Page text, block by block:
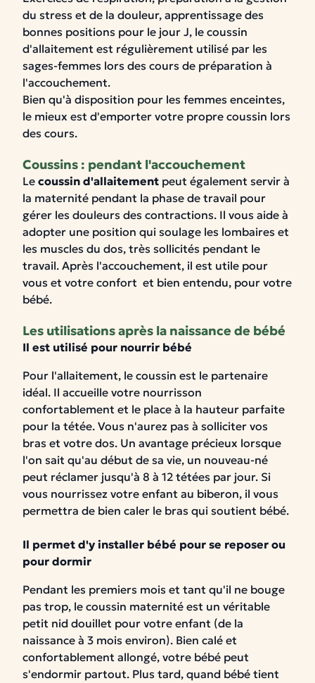
du stress et de la douleur, apprentissage des
bonnes positions pour le jour J, le coussin
d'allaitement est régulièrement utilisé par les
sages-femmes lors des cours de préparation à
l'accouchement.
Bien qu'à disposition pour les femmes enceintes,
le mieux est d'emporter votre propre coussin lors
des cours.
Coussins : pendant l'accouchement
Le coussin d'allaitement peut également servir à
la maternité pendant la phase de travail pour
gérer les douleurs des contractions. Il vous aide à
adopter une position qui soulage les lombaires et
les muscles du dos, très sollicités pendant le
travail. Après l'accouchement, il est utile pour
vous et votre confort et bien entendu, pour votre
bébé.
Les utilisations après la naissance de bébé
Il est utilisé pour nourrir bébé
Pour l'allaitement, le coussin est le partenaire
idéal. Il accueille votre nourrisson
confortablement et le place à la hauteur parfaite
pour la tétée. Vous n'aurez pas à solliciter vos
bras et votre dos. Un avantage précieux lorsque
l'on sait qu'au début de sa vie, un nouveau-né
peut réclamer jusqu'à 8 à 12 tétées par jour. Si
vous nourrissez votre enfant au biberon, il vous
permettra de bien caler le bras qui soutient bébé.
Il permet d'y installer bébé pour se reposer ou
pour dormir
Pendant les premiers mois et tant qu'il ne bouge
pas trop, le coussin maternité est un véritable
petit nid douillet pour votre enfant (de la
naissance à 3 mois environ). Bien calé et
confortablement allongé, votre bébé peut
s'endormir partout. Plus tard, quand bébé tient